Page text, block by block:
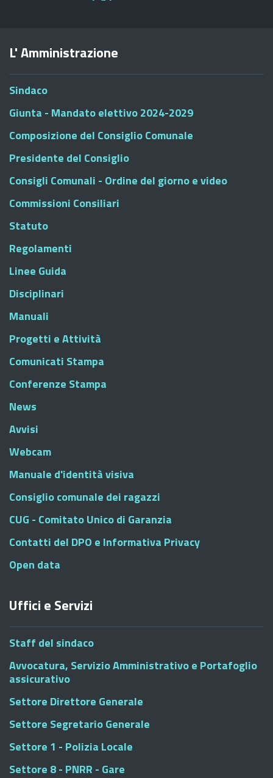
L' Amministrazione
Sindaco
Giunta - Mandato elettivo 2024-2029
Composizione del Consiglio Comunale
Presidente del Consiglio
Consigli Comunali - Ordine del giorno e video
Commissioni Consiliari
Statuto
Regolamenti
Linee Guida
Disciplinari
Manuali
Progetti e Attività
Comunicati Stampa
Conferenze Stampa
News
Avvisi
Webcam
Manuale d'identità visiva
Consiglio comunale dei ragazzi
CUG - Comitato Unico di Garanzia
Contatti del DPO e Informativa Privacy
Open data
Uffici e Servizi
Staff del sindaco
Avvocatura, Servizio Amministrativo e Portafoglio
assicurativo
Settore Direttore Generale
Settore Segretario Generale
Settore 1 - Polizia Locale
Settore 8 - PNRR - Gare